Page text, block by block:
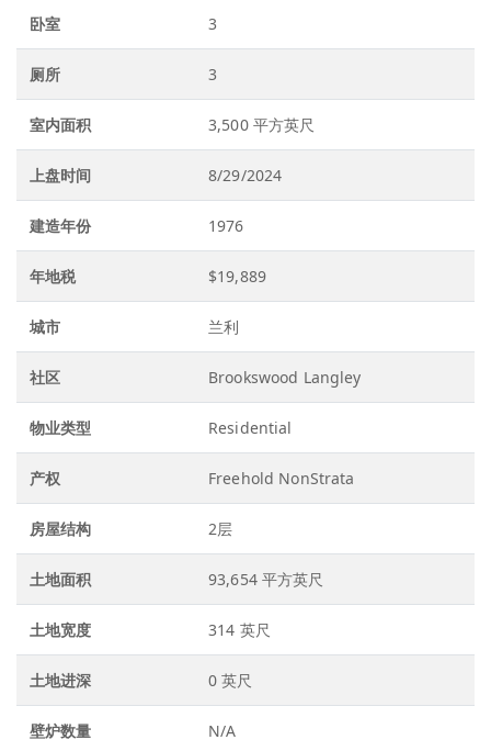
卧室 3
厕所 3
室内面积 3,500 平方英尺
上盘时间 8/29/2024
建造年份 1976
年地税 $19,889
城市 兰利
社区 Brookswood Langley
物业类型 Residential
产权 Freehold NonStrata
房屋结构 2层
土地面积 93,654 平方英尺
土地宽度 314 英尺
土地进深 0 英尺
壁炉数量 N/A